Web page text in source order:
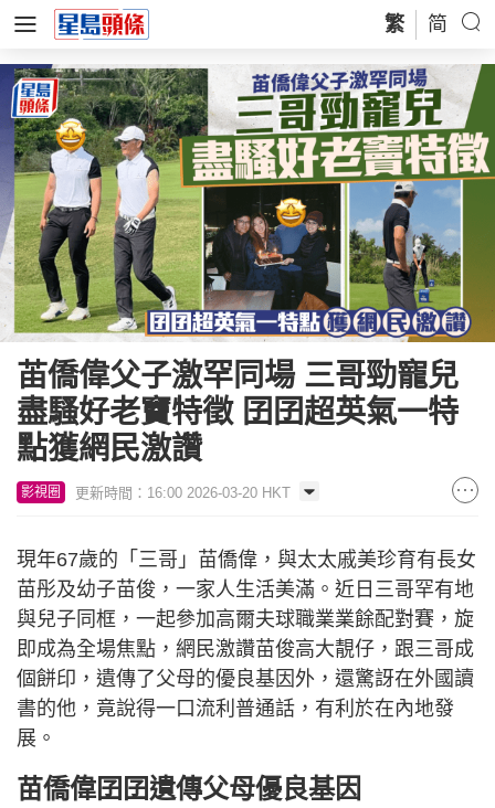
繁 简
苖僑偉父子激罕同場 三哥勁寵兒
盡騷好老竇特徵 囝囝超英氣一特
點獲網民激讚
影視圈 更新時間：16:00 2026-03-20 HKT
現年67歲的「三哥」苗僑偉，與太太戚美珍育有長女
苗彤及幼子苗俊，一家人生活美滿。近日三哥罕有地
與兒子同框，一起參加高爾夫球職業業餘配對賽，旋
即成為全場焦點，網民激讚苗俊高大靚仔，跟三哥成
個餅印，遺傳了父母的優良基因外，還驚訝在外國讀
書的他，竟說得一口流利普通話，有利於在內地發
展。
苗僑偉囝囝遺傳父母優良基因